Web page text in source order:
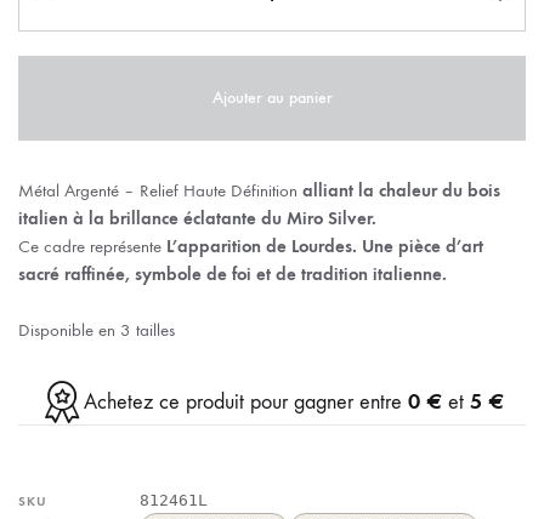
Ajouter au panier
Métal Argenté – Relief Haute Définition alliant la chaleur du bois
italien à la brillance éclatante du Miro Silver.
Ce cadre représente L’apparition de Lourdes. Une pièce d’art
sacré raffinée, symbole de foi et de tradition italienne.
Disponible en 3 tailles
Achetez ce produit pour gagner entre 0 € et 5 €
SKU 812461L